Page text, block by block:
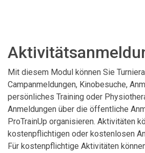
Mit diesem Modul können Sie
Campanmeldungen, Kinobesuche,
persönliches Training oder
Anmeldungen über die öffentliche
ProTrainUp organisieren. Aktivitäten
kostenpflichtigen oder kostenlosen
Für kostenpflichtige Aktivitäten